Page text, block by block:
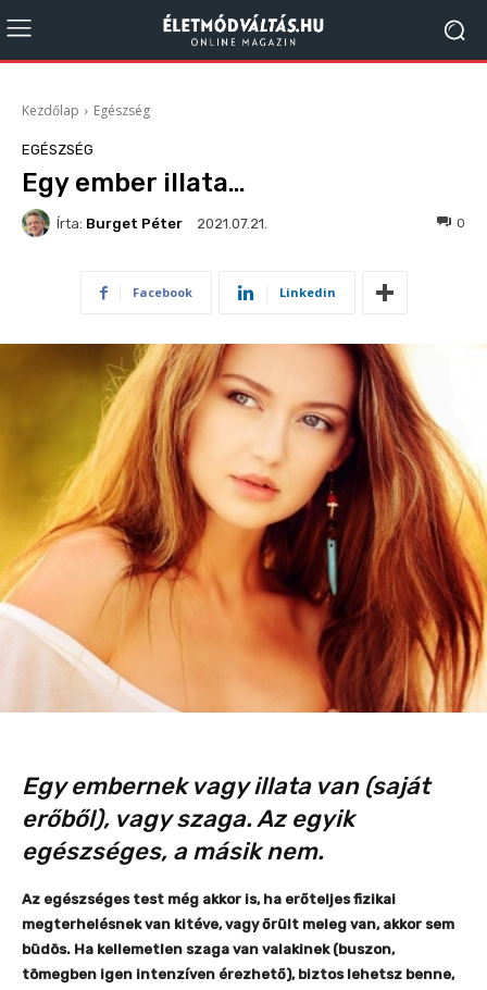
Kezdőlap Egészség
EGÉSZSÉG
Egy ember illata…
Írta: Burget Péter 2021.07.21. 0
Facebook Linkedin
Egy embernek vagy illata van (saját
erőből), vagy szaga. Az egyik
egészséges, a másik nem.
Az egészséges test még akkor is, ha erőteljes fizikai
megterhelésnek van kitéve, vagy őrült meleg van, akkor sem
büdös. Ha kellemetlen szaga van valakinek (buszon,
tömegben igen intenzíven érezhető), biztos lehetsz benne,